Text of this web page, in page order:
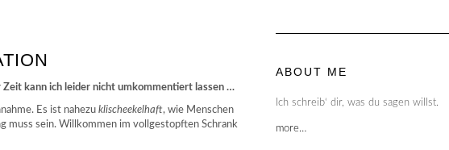
kann ich leider nicht umkommentiert lassen …
Es ist nahezu klischeekelhaft, wie Menschen
muss sein. Willkommen im vollgestopften Schrank
ABOUT ME
Ich schreib‘ dir, was du sagen willst.
more…